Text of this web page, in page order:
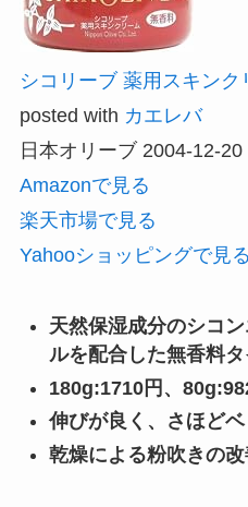
シコリーブ 薬用スキンク
posted with カエレバ
日本オリーブ 2004-12-20
Amazonで見る
楽天市場で見る
Yahooショッピングで見る
天然保湿成分のシコ
ルを配合した無香料
180g:1710円、
伸びが良く、さほど
乾燥による粉吹きの